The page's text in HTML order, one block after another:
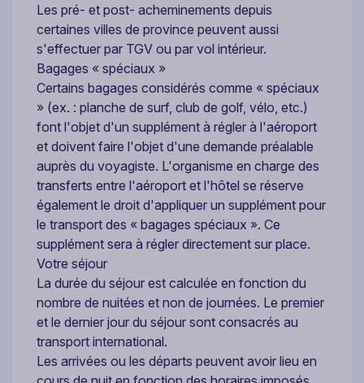
Les pré- et post- acheminements depuis
certaines villes de province peuvent aussi
s'effectuer par TGV ou par vol intérieur.
Bagages « spéciaux »
Certains bagages considérés comme « spéciaux
» (ex. : planche de surf, club de golf, vélo, etc.)
font l'objet d'un supplément à régler à l'aéroport
et doivent faire l'objet d'une demande préalable
auprès du voyagiste. L'organisme en charge des
transferts entre l'aéroport et l'hôtel se réserve
également le droit d'appliquer un supplément pour
le transport des « bagages spéciaux ». Ce
supplément sera à régler directement sur place.
Votre séjour
La durée du séjour est calculée en fonction du
nombre de nuitées et non de journées. Le premier
et le dernier jour du séjour sont consacrés au
transport international.
Les arrivées ou les départs peuvent avoir lieu en